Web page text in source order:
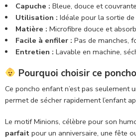
Capuche : Bleue, douce et
Utilisation : Idéale pour la sortie
Matière : Microfibre douce et
Facile à enfiler : Pas de manches,
Entretien : Lavable en machine,
Pourquoi choisir ce
Ce poncho enfant n’est pas seulement
permet de sécher rapidement l’enfant
Le motif Minions, célèbre pour son
parfait pour un anniversaire, une fête